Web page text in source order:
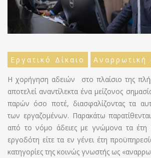
Εργατικό Δίκαιο Αναρρωτική
Η χορήγηση αδειών στο πλαίσιο της
αποτελεί αναντίλεκτα ένα μείζονος
παρών όσο ποτέ, διασφαλίζοντας τα
των εργαζομένων. Παρακάτω
από το νόμο άδειες με γνώμονα τα έτη
εργοδότη είτε τα εν γένει έτη
κατηγορίες της κοινώς γνωστής ως